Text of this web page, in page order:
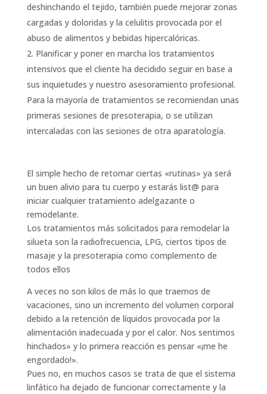
deshinchando el tejido, también puede mejorar zonas
cargadas y doloridas y la celulitis provocada por el
abuso de alimentos y bebidas hipercalóricas.
Planificar y poner en marcha los tratamientos
intensivos que el cliente ha decidido seguir en base a
sus inquietudes y nuestro asesoramiento profesional.
Para la mayoría de tratamientos se recomiendan unas
primeras sesiones de presoterapia, o se utilizan
intercaladas con las sesiones de otra aparatología.
El simple hecho de retomar ciertas «rutinas» ya será
un buen alivio para tu cuerpo y estarás list@ para
iniciar cualquier tratamiento adelgazante o
remodelante.
Los tratamientos más solicitados para remodelar la
silueta son la radiofrecuencia, LPG, ciertos tipos de
masaje y la presoterapia como complemento de
todos ellos
A veces no son kilos de más lo que traemos de
vacaciones, sino un incremento del volumen corporal
debido a la retención de líquidos provocada por la
alimentación inadecuada y por el calor. Nos sentimos
hinchados» y lo primera reacción es pensar «¡me he
engordado!».
Pues no, en muchos casos se trata de que el sistema
linfático ha dejado de funcionar correctamente y la